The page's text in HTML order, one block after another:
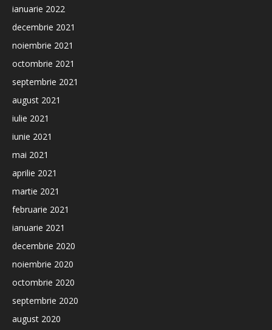
ianuarie 2022
decembrie 2021
noiembrie 2021
octombrie 2021
septembrie 2021
august 2021
iulie 2021
iunie 2021
mai 2021
aprilie 2021
martie 2021
februarie 2021
ianuarie 2021
decembrie 2020
noiembrie 2020
octombrie 2020
septembrie 2020
august 2020